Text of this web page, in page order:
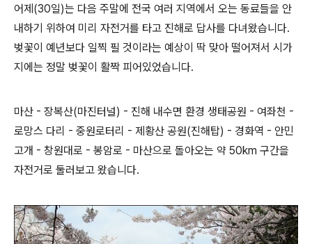
어제(30일)는 다음 주말에 전국 여러 지역에서 오는 동료들을 안
내하기 위하여 미리 자전거를 타고 진해로 답사를 다녀왔습니다.
벚꽃이 예년보다 일찍 필 것이라는 예상이 딱 맞아 떨어져서 시가
지에는 정말 벚꽃이 활짝 피어있었습니다.
마산 - 장복산(마진터널) - 진해 내수면 환경 생태공원 - 여좌천 -
로망스 다리 - 중원로터리 - 제황산 공원(진해탑) - 경화역 - 안민
고개 - 창원대로 - 봉암로 - 마산으로 돌아오는 약 50km 구간을
자전거로 둘러보고 왔습니다.